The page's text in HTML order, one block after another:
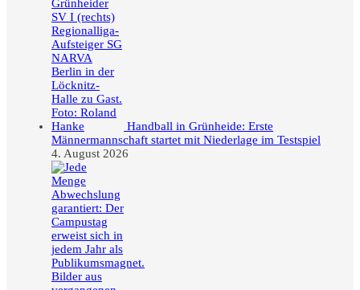
Handball in Grünheide: Erste
Männermannschaft startet mit Niederlage im Testspiel
4. August 2026